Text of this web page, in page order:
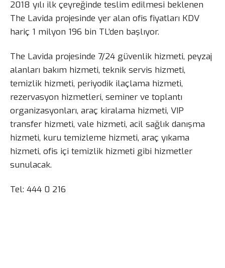
2018 yılı ilk çeyreğinde teslim edilmesi beklenen
The Lavida projesinde yer alan ofis fiyatları KDV
hariç 1 milyon 196 bin TL’den başlıyor.
The Lavida projesinde 7/24 güvenlik hizmeti, peyzaj
alanları bakım hizmeti, teknik servis hizmeti,
temizlik hizmeti, periyodik ilaçlama hizmeti,
rezervasyon hizmetleri, seminer ve toplantı
organizasyonları, araç kiralama hizmeti, VIP
transfer hizmeti, vale hizmeti, acil sağlık danışma
hizmeti, kuru temizleme hizmeti, araç yıkama
hizmeti, ofis içi temizlik hizmeti gibi hizmetler
sunulacak.
Tel: 444 0 216